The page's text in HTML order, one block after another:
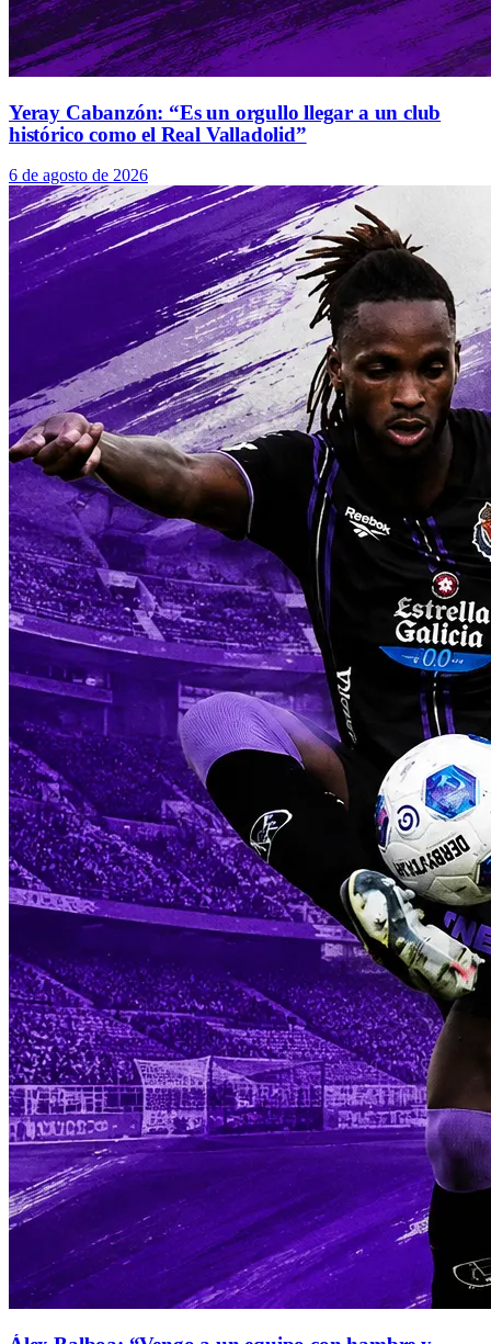
Yeray Cabanzón: “Es un orgullo llegar a un club
histórico como el Real Valladolid”
6 de agosto de 2026